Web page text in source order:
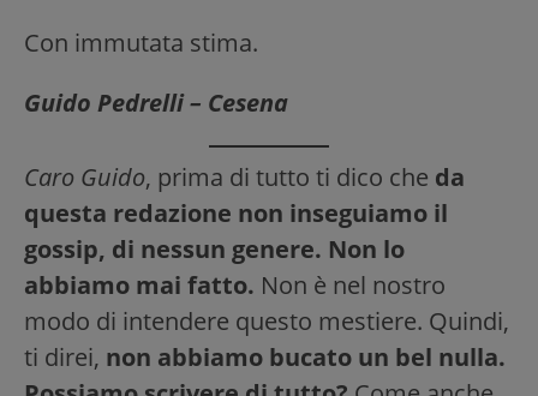
Con immutata stima.
Guido Pedrelli – Cesena
Caro Guido, prima di tutto ti dico che da
questa redazione non inseguiamo il
gossip, di nessun genere. Non lo
abbiamo mai fatto. Non è nel nostro
modo di intendere questo mestiere. Quindi,
ti direi, non abbiamo bucato un bel nulla.